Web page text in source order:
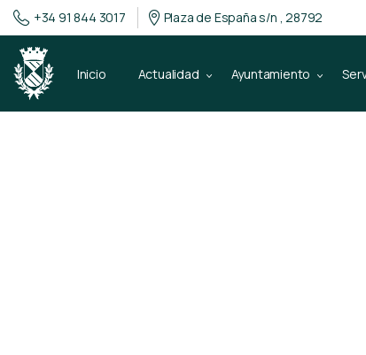
+34 91 844 3017 Plaza de España s/n , 28792
Inicio Actualidad Ayuntamiento